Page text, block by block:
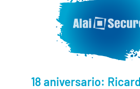
18 aniversario: